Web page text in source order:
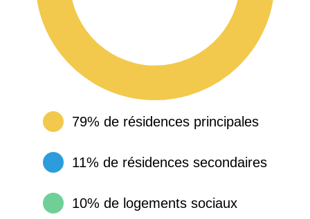
79% de résidences principales
11% de résidences secondaires
10% de logements sociaux